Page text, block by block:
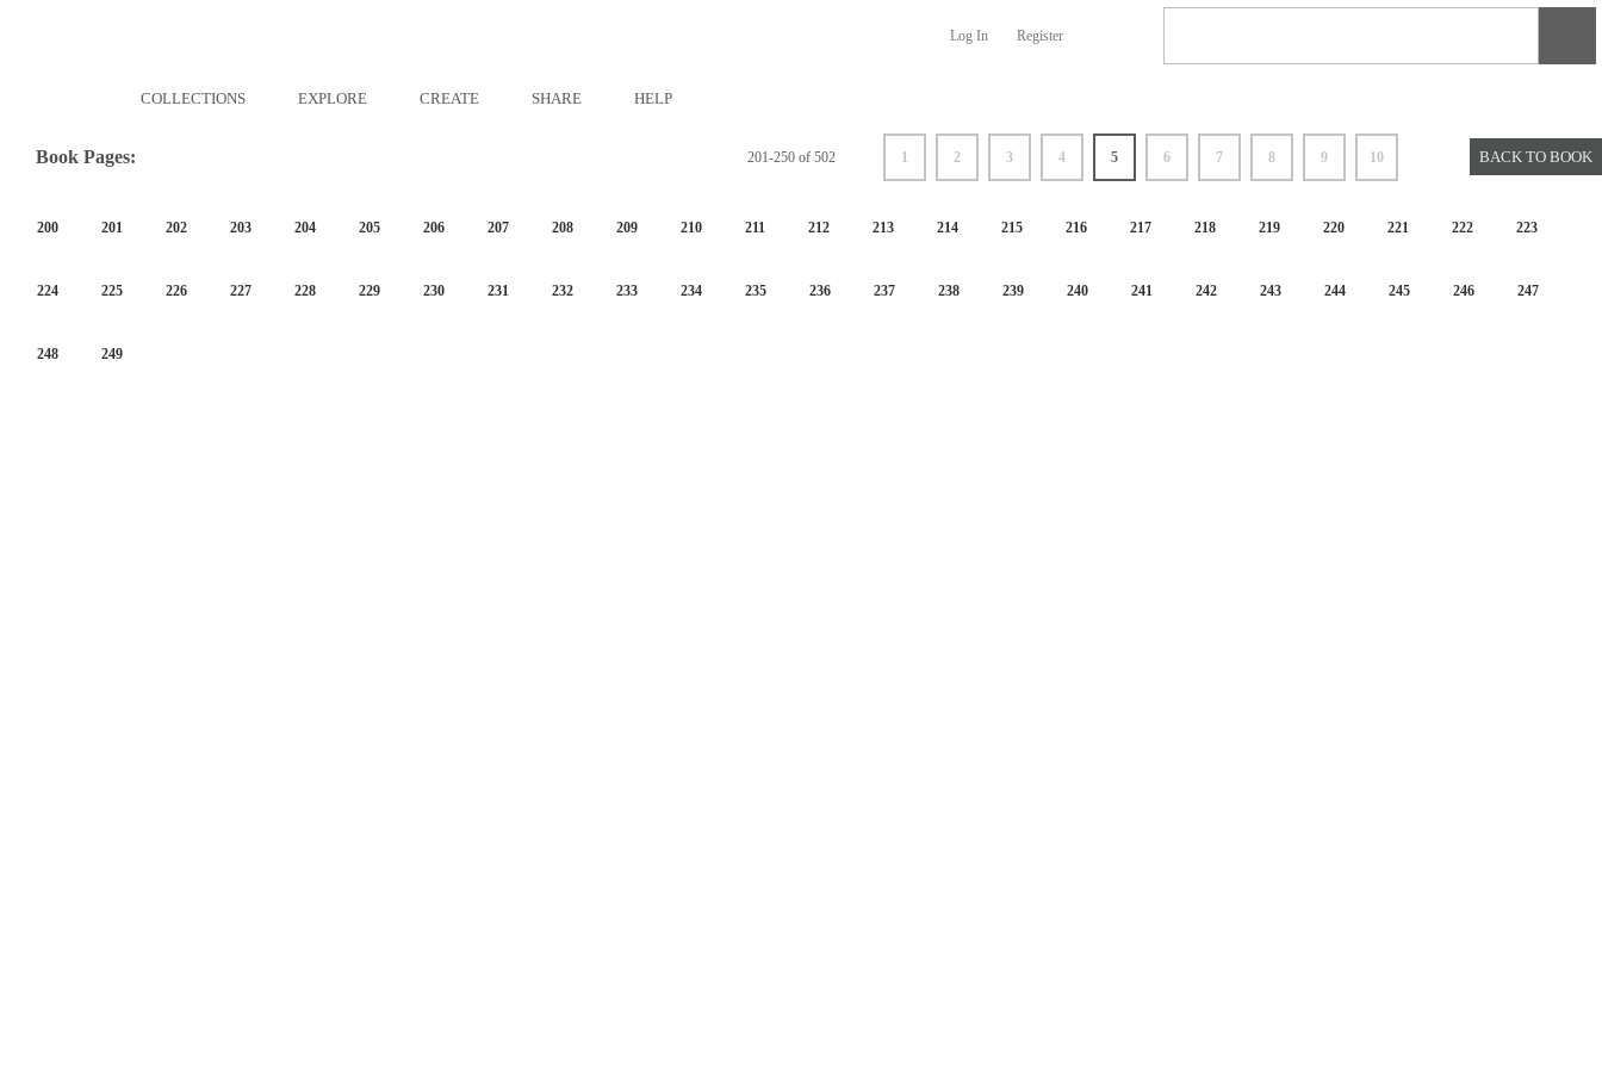
Log In Register
COLLECTIONS EXPLORE CREATE SHARE HELP
Book Pages: BACK TO BOOK
201-250 of 502 1 2 3 4 5 6 7 8 9 10
200 201 202 203 204 205 206 207 208 209 210 211 212 213 214 215 216 217 218 219 220 221 222 223
224 225 226 227 228 229 230 231 232 233 234 235 236 237 238 239 240 241 242 243 244 245 246 247
248 249